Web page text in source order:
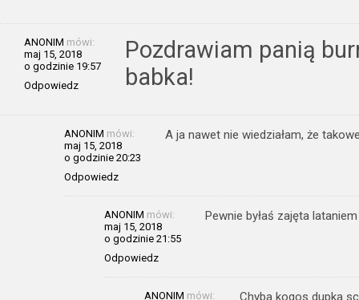
ANONIM mówi:
maj 15, 2018
o godzinie 19:57
Odpowiedz
Pozdrawiam panią
babka!
ANONIM mówi:
maj 15, 2018
o godzinie 20:23
Odpowiedz
A ja nawet nie wiedziałam, że
ANONIM mówi:
maj 15, 2018
o godzinie 21:55
Odpowiedz
Pewnie byłaś zajęta
ANONIM mówi:
Chyba kogos dupka